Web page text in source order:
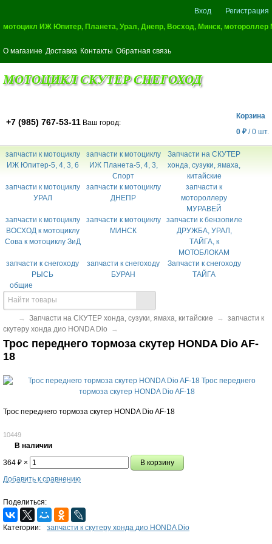
Вход
Регистрация
мотоцикл ИЖ Юпитер, Планета, Урал, Днепр, Восход, Минск,
О магазине Доставка Контакты Обратная связь
МОТОЦИКЛ СКУТЕР СНЕГОХОД
+7 (985) 767-53-11 Ваш город:
Корзина
0 ₽ /0 шт.
запчасти к мотоциклу
ИЖ Юпитер-5, 4, 3, 6
запчасти к мотоциклу
ИЖ Планета-5, 4, 3,
Спорт
Запчасти на СКУТЕР
хонда, сузуки, ямаха,
китайские
запчасти к мотоциклу
УРАЛ
запчасти к мотоциклу
ДНЕПР
запчасти к
мотороллеру
МУРАВЕЙ
запчасти к мотоциклу
ВОСХОД к мотоциклу
Сова к мотоциклу ЗиД
запчасти к мотоциклу
МИНСК
запчасти к бензопиле
ДРУЖБА, УРАЛ,
ТАЙГА, к
МОТОБЛОКАМ
запчасти к снегоходу
РЫСЬ
запчасти к снегоходу
БУРАН
Запчасти к снегоходу
ТАЙГА
общие
→ Запчасти на СКУТЕР хонда, сузуки, ямаха, китайские →
запчасти к
скутеру хонда дио HONDA Dio
→
Трос переднего тормоза скутер HONDA Dio AF-
18
Трос переднего тормоза скутер HONDA Dio AF-18
10449
В наличии
364 ₽ ×
Добавить к сравнению
Поделиться:
Категории: запчасти к скутеру хонда дио HONDA Dio